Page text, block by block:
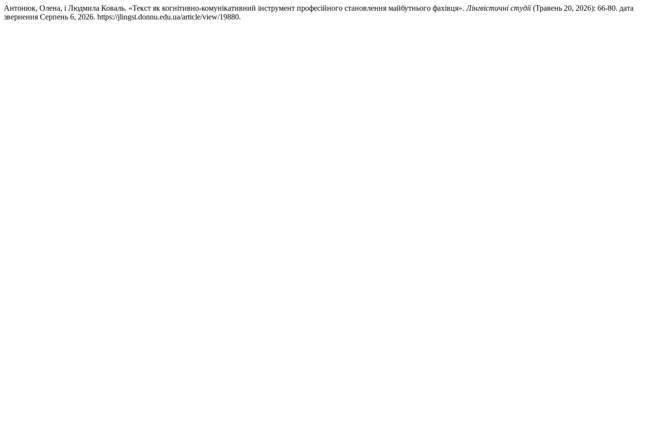
Антонюк, Олена, і Людмила Коваль. «Текст як когнітивно-комунікативний інструмент професійного становлення майбутнього фахівця».Лінгвістичні студії(Травень 20, 2026): 66-80. дата
звернення Серпень 6, 2026. https://jlingst.donnu.edu.ua/article/view/19880.